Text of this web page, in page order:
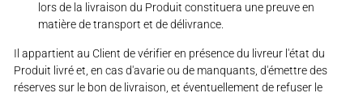
lors de la livraison du Produit constituera une preuve en
matière de transport et de délivrance.
Il appartient au Client de vérifier en présence du livreur l'état du
Produit livré et, en cas d'avarie ou de manquants, d'émettre des
réserves sur le bon de livraison, et éventuellement de refuser le